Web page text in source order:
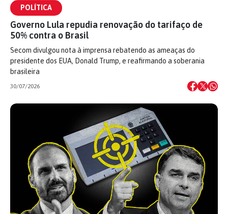
POLÍTICA
Governo Lula repudia renovação do tarifaço de
50% contra o Brasil
Secom divulgou nota à imprensa rebatendo as ameaças do
presidente dos EUA, Donald Trump, e reafirmando a soberania
brasileira
30/07/2026